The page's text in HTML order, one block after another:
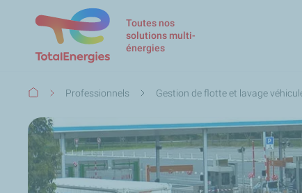
Toutes nos
solutions multi-
énergies
Fil
Professionnels Gestion de flotte et lavage